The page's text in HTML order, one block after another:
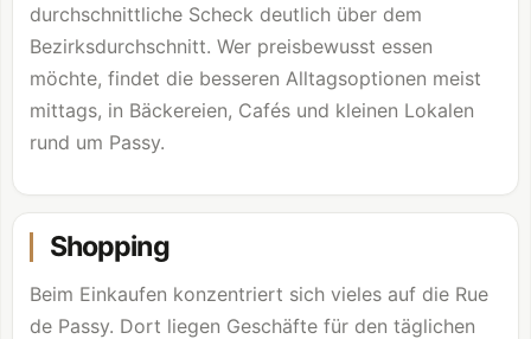
durchschnittliche Scheck deutlich über dem
Bezirksdurchschnitt. Wer preisbewusst essen
möchte, findet die besseren Alltagsoptionen meist
mittags, in Bäckereien, Cafés und kleinen Lokalen
rund um Passy.
Shopping
Beim Einkaufen konzentriert sich vieles auf die Rue
de Passy. Dort liegen Geschäfte für den täglichen